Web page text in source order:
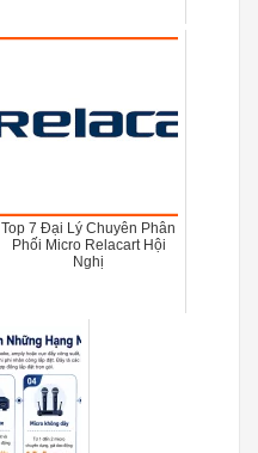
Top 7 Đại Lý Chuyên Phân
Phối Micro Relacart Hội
Nghị